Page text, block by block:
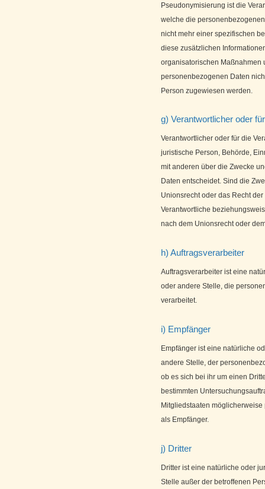
Pseudonymisierung ist die
welche die
nicht mehr einer spezifischen
diese zusätzlichen
organisatorischen Maßnahmen
personenbezogenen Daten
Person zugewiesen werden.
g) Verantwortlicher oder
Verantwortlicher oder für die
juristische Person, Behörde,
mit anderen über die Zwecke
Daten entscheidet. Sind die
Unionsrecht oder das Recht
Verantwortliche
nach dem Unionsrecht oder
h) Auftragsverarbeiter
Auftragsverarbeiter ist eine
oder andere Stelle, die
verarbeitet.
i) Empfänger
Empfänger ist eine natürliche
andere Stelle, der
ob es sich bei ihr um einen
bestimmten
Mitgliedstaaten
als Empfänger.
j) Dritter
Dritter ist eine natürliche oder
Stelle außer der betroffenen